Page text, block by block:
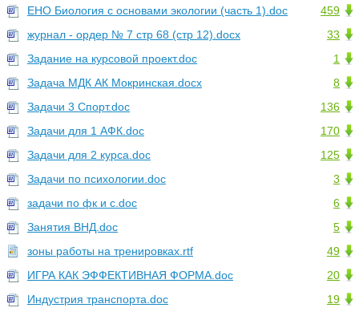
459
ЕНО Биология с основами экологии (часть 1).doc
33
журнал - ордер № 7 стр 68 (стр 12).docx
1
Задание на курсовой проект.doc
8
Задача МДК АК Мокринская.docx
136
Задачи 3 Спорт.doc
170
Задачи для 1 АФК.doc
125
Задачи для 2 курса.doc
3
Задачи по психологии.doc
6
задачи по фк и с.doc
5
Занятия ВНД.doc
49
зоны работы на тренировках.rtf
20
ИГРА КАК ЭФФЕКТИВНАЯ ФОРМА.doc
19
Индустрия транспорта.doc